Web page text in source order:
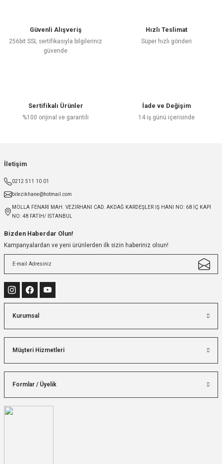
Güvenli Alışveriş
256bit SSL sertifikasıyla bilgileriniz
güvende
Hızlı Teslimat
Süper hızlı gönderi
Sertifikalı Ürünler
%100 orijinal ve garantili
İade ve Değişim
14 iş günü içerisinde
İletişim
0212 511 10 01
bilezikhane@hotmail.com
MOLLA FENARİ MAH. VEZİRHANI CAD. AKDAĞ KARDEŞLER IŞ HANI NO: 68 İÇ KAPI
NO: 48 FATİH/ İSTANBUL
Bizden Haberdar Olun!
Kampanyalardan ve yeni ürünlerden ilk sizin haberiniz olsun!
Kurumsal
Müşteri Hizmetleri
Formlar / Üyelik